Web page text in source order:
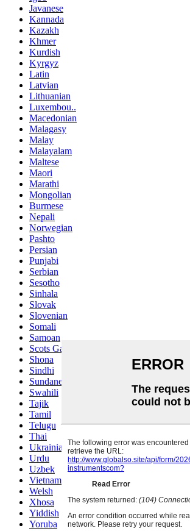
Javanese
Kannada
Kazakh
Khmer
Kurdish
Kyrgyz
Latin
Latvian
Lithuanian
Luxembou..
Macedonian
Malagasy
Malay
Malayalam
Maltese
Maori
Marathi
Mongolian
Burmese
Nepali
Norwegian
Pashto
Persian
Punjabi
Serbian
Sesotho
Sinhala
Slovak
Slovenian
Somali
Samoan
Scots Gaelic
Shona
Sindhi
Sundanese
Swahili
Tajik
Tamil
Telugu
Thai
Ukrainian
Urdu
Uzbek
Vietnamese
Welsh
Xhosa
Yiddish
Yoruba